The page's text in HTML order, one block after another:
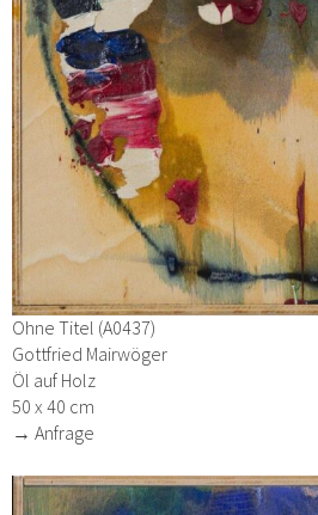
Ohne Titel (A0437)
Gottfried Mairwöger
Öl auf Holz
50 x 40 cm
→ Anfrage